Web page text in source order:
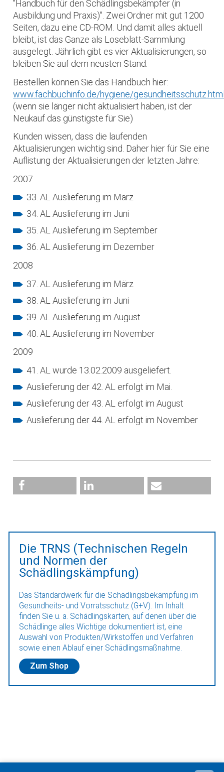
"Handbuch für den Schädlingsbekämpfer (in
Ausbildung und Praxis)". Zwei Ordner mit gut 1200
Seiten, dazu eine CD-ROM. Und damit alles aktuell
bleibt, ist das Ganze als Loseblatt-Sammlung
ausgelegt. Jährlich gibt es vier Aktualisierungen, so
bleiben Sie auf dem neusten Stand.
Bestellen können Sie das Handbuch hier:
www.fachbuchinfo.de/hygiene/
(wenn sie länger nicht aktualisiert haben, ist der
Neukauf das günstigste für Sie)
Kunden wissen, dass die laufenden
Aktualisierungen wichtig sind. Daher hier für Sie eine
Auflistung der Aktualisierungen der letzten Jahre:
2007
33. AL Auslieferung im März
34. AL Auslieferung im Juni
35. AL Auslieferung im September
36. AL Auslieferung im Dezember
2008
37. AL Auslieferung im März
38. AL Auslieferung im Juni
39. AL Auslieferung im August
40. AL Auslieferung im November
2009
41. AL wurde 13.02.2009 ausgeliefert.
Auslieferung der 42. AL erfolgt im Mai.
Auslieferung der 43. AL erfolgt im August
Auslieferung der 44. AL erfolgt im November
Die TRNS (Technischen Regeln
und Normen der
Schädlingskämpfung)
Das Standardwerk für die Schädlingsbekämpfung im
Gesundheits- und Vorratsschutz (G+V). Im Inhalt
finden Sie u. a. Schädlingskarten, auf denen über die
Schädlinge alles Wichtige dokumentiert ist, eine
Auswahl von Produkten/Wirkstoffen und Verfahren
sowie einen Ablauf einer Schädlingsmaßnahme.
Zum Shop